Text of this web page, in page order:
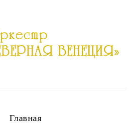
Главная